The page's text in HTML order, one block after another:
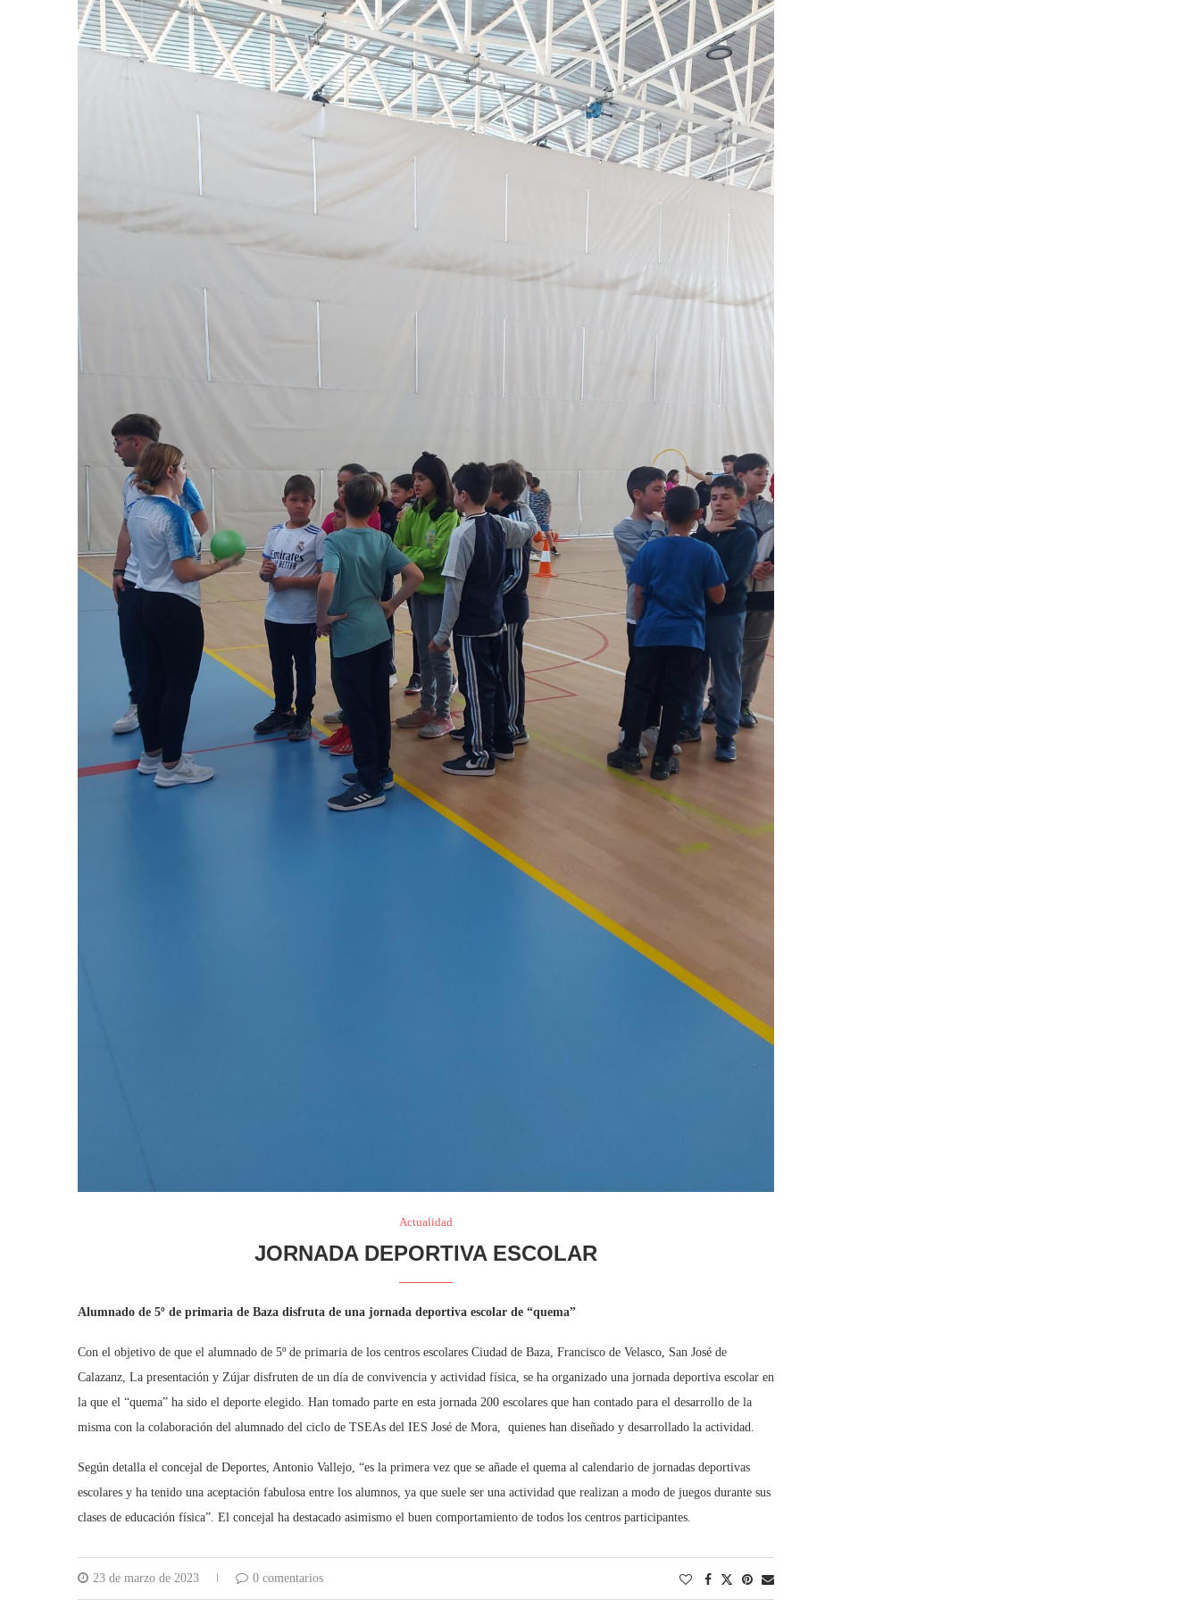
Actualidad
JORNADA DEPORTIVA ESCOLAR
Alumnado de 5º de primaria de Baza disfruta de una jornada deportiva escolar de “quema”
Con el objetivo de que el alumnado de 5º de primaria de los centros escolares Ciudad de Baza, Francisco de Velasco, San José de
Calazanz, La presentación y Zújar disfruten de un día de convivencia y actividad física, se ha organizado una jornada deportiva escolar en
la que el “quema” ha sido el deporte elegido. Han tomado parte en esta jornada 200 escolares que han contado para el desarrollo de la
misma con la colaboración del alumnado del ciclo de TSEAs del IES José de Mora, quienes han diseñado y desarrollado la actividad.
Según detalla el concejal de Deportes, Antonio Vallejo, “es la primera vez que se añade el quema al calendario de jornadas deportivas
escolares y ha tenido una aceptación fabulosa entre los alumnos, ya que suele ser una actividad que realizan a modo de juegos durante sus
clases de educación física”. El concejal ha destacado asimismo el buen comportamiento de todos los centros participantes.
23 de marzo de 2023 0 comentarios